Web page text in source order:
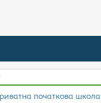
початкова школа